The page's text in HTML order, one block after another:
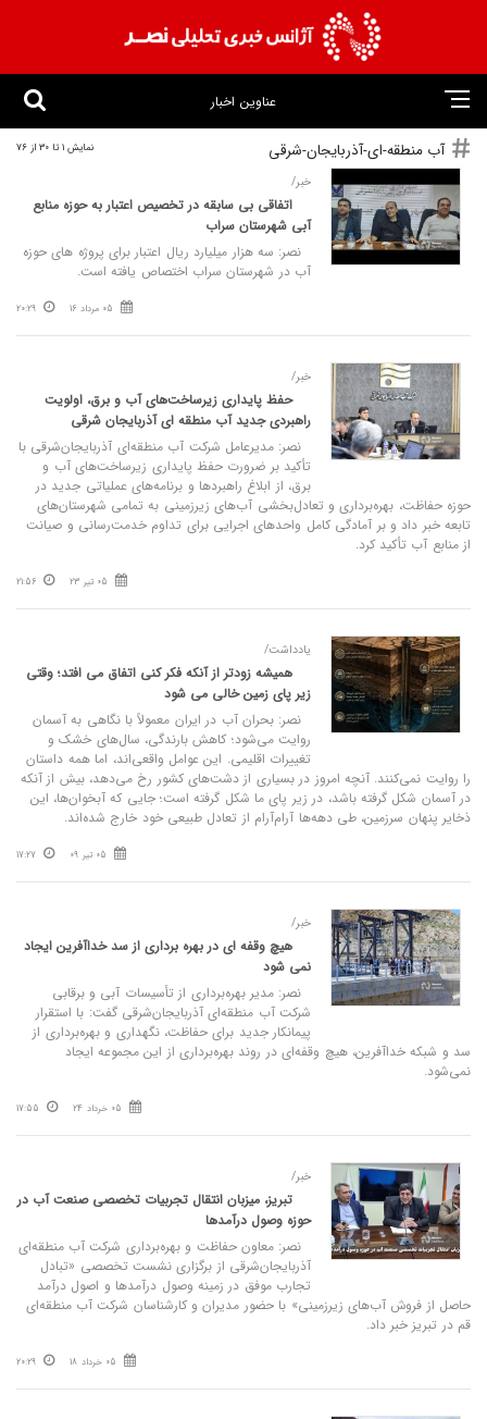
عناوین اخبار
آب منطقه-ای-آذربایجان-شرقی نمایش 1 تا 30 از 76
خبر/
اتفاقی بی سابقه در تخصیص اعتبار به حوزه منابع
آبی شهرستان سراب
نصر: سه هزار میلیارد ریال اعتبار برای پروژه های حوزه
آب در شهرستان سراب اختصاص یافته است.
05 مرداد 16 20:29
خبر/
حفظ پایداری زیرساخت‌های آب و برق، اولویت
راهبردی جدید آب منطقه ای آذربایجان شرقی
نصر: مدیرعامل شرکت آب منطقه‌ای آذربایجان‌شرقی با
تأکید بر ضرورت حفظ پایداری زیرساخت‌های آب و
برق، از ابلاغ راهبردها و برنامه‌های عملیاتی جدید در
حوزه حفاظت، بهره‌برداری و تعادل‌بخشی آب‌های زیرزمینی به تمامی شهرستان‌های
تابعه خبر داد و بر آمادگی کامل واحدهای اجرایی برای تداوم خدمت‌رسانی و صیانت
از منابع آب تأکید کرد.
05 تیر 23 21:56
یادداشت/
همیشه زودتر از آنکه فکر کنی اتفاق می افتد؛ وقتی
زیر پای زمین خالی می شود
نصر: بحران آب در ایران معمولاً با نگاهی به آسمان
روایت می‌شود؛ کاهش بارندگی، سال‌های خشک و
تغییرات اقلیمی. این عوامل واقعی‌اند، اما همه داستان
را روایت نمی‌کنند. آنچه امروز در بسیاری از دشت‌های کشور رخ می‌دهد، بیش از آنکه
در آسمان شکل گرفته باشد، در زیر پای ما شکل گرفته است؛ جایی که آبخوان‌ها، این
ذخایر پنهان سرزمین، طی دهه‌ها آرام‌آرام از تعادل طبیعی خود خارج شده‌اند.
05 تیر 09 17:27
خبر/
هیچ وقفه‌ ای در بهره‌ برداری از سد خداآفرین ایجاد
نمی‌ شود
نصر: مدیر بهره‌برداری از تأسیسات آبی و برقابی
شرکت آب منطقه‌ای آذربایجان‌شرقی گفت: با استقرار
پیمانکار جدید برای حفاظت، نگهداری و بهره‌برداری از
سد و شبکه خداآفرین، هیچ وقفه‌ای در روند بهره‌برداری از این مجموعه ایجاد
نمی‌شود.
05 خرداد 24 17:55
خبر/
تبریز، میزبان انتقال تجربیات تخصصی صنعت آب در
حوزه وصول درآمدها
نصر: معاون حفاظت و بهره‌برداری شرکت آب منطقه‌ای
آذربایجان‌شرقی از برگزاری نشست تخصصی «تبادل
تجارب موفق در زمینه وصول درآمدها و اصول درآمد
حاصل از فروش آب‌های زیرزمینی» با حضور مدیران و کارشناسان شرکت آب منطقه‌ای
قم در تبریز خبر داد.
05 خرداد 18 20:29